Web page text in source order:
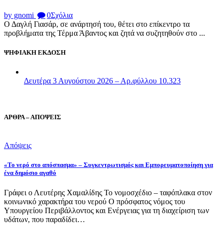
by gnomi 0Σχόλια
Ο Δαγλή Γιασάρ, σε ανάρτησή του, θέτει στο επίκεντρο τα
προβλήματα της Τέρμα Άβαντος και ζητά να συζητηθούν στο ...
ΨΗΦΙΑΚΗ ΕΚΔΟΣΗ
Δευτέρα 3 Αυγούστου 2026 – Αρ.φύλλου 10.323
ΑΡΘΡΑ – ΑΠΟΨΕΙΣ
Απόψεις
«Το νερό στο απόσπασμα» – Συγκεντρωτισμός και Εμπορευματοποίηση για
ένα δημόσιο αγαθό
Γράφει ο Λευτέρης Χαμαλίδης Το νομοσχέδιο – ταφόπλακα στον
κοινωνικό χαρακτήρα του νερού Ο πρόσφατος νόμος του
Υπουργείου Περιβάλλοντος και Ενέργειας για τη διαχείριση των
υδάτων, που παραδίδει…